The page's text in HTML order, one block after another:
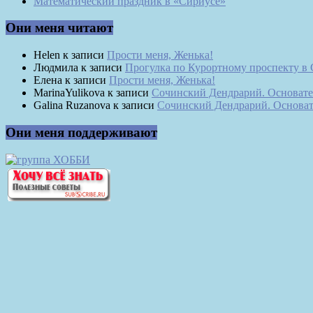
Они меня читают
Helen к записи Прости меня, Женька!
Людмила к записи Прогулка по Курортному проспекту в
Елена к записи Прости меня, Женька!
MarinaYulikova к записи Сочинский Дендрарий.
Galina Ruzanova к записи Сочинский Дендрарий.
Они меня поддерживают